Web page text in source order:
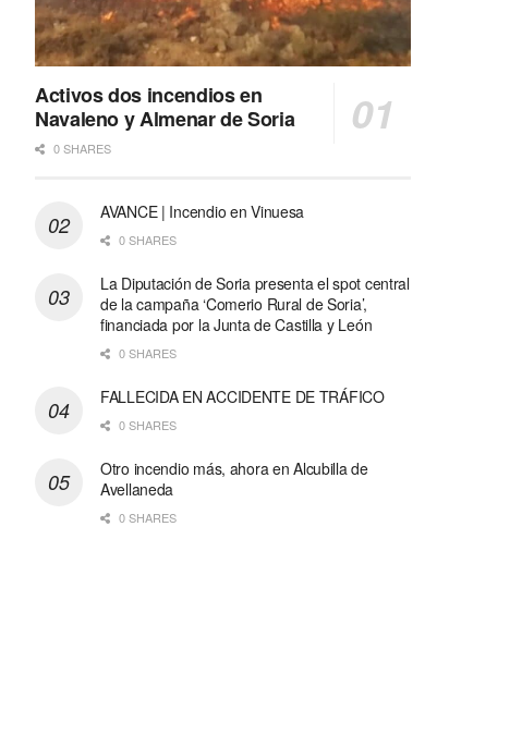
Activos dos incendios en
Navaleno y Almenar de Soria
0 SHARES
AVANCE | Incendio en Vinuesa
0 SHARES
La Diputación de Soria presenta el spot central
de la campaña ‘Comerio Rural de Soria’,
financiada por la Junta de Castilla y León
0 SHARES
FALLECIDA EN ACCIDENTE DE TRÁFICO
0 SHARES
Otro incendio más, ahora en Alcubilla de
Avellaneda
0 SHARES